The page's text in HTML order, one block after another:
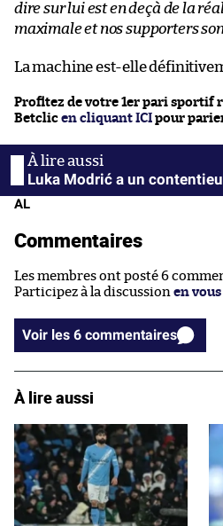
dire sur lui est en deçà de la
maximale et nos supporters
La machine est-elle
Profitez de votre 1er pari sportif
Betclic en cliquant ICI pour
Luka Modrić a un
AL
Commentaires
Les membres ont posté 6
Participez à la discussion en
Voir les 6 commentaires
À lire aussi